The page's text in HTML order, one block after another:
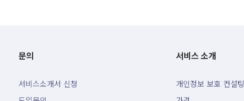
문의
서비스소개서 신청
서비스 소개
개인정보 보호 컨설팅